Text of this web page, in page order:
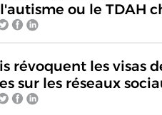
ou le TDAH
révoquent les visas
sur les réseaux